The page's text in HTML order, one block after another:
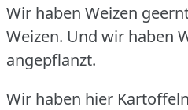
Wir haben Weizen
Weizen. Und wir haben
angepflanzt.
Wir haben hier